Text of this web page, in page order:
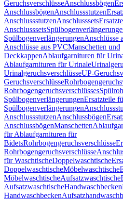
GeruchsverschlüsseAnschlussbögen
AnschlussbögenAnschlussstutzen
AnschlussstutzenAnschlusssets
Anschlusssets
SpülbogenverlängerungenAnschlüsse
Anschlüsse aus PVCManschetten und
DeckkappenAblaufgarnituren für
Ablaufgarnituren für Urinale
UrinalgeruchsverschlüsseUP-
Geruchsverschlüsse
Rohrbogengeruchsverschlüsses
SpülbogenverlängerungenErsatzteile
Spülbogenverlängerungen
AnschlussstutzenAnschlussbögen
AnschlussbögenManschetten
für Ablaufgarnituren für
BidetsRohrbogengeruchsverschlüsse
Rohrbogengeruchsverschlüsse
für WaschtischeDoppelwaschtische
DoppelwaschtischeMöbelwaschtische
MöbelwaschtischeAufsatzwaschtische
AufsatzwaschtischeHandwaschbecken
Handwaschbecken